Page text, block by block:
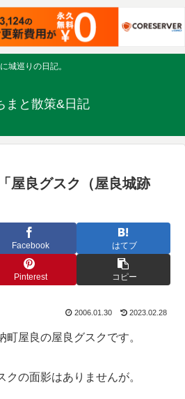
城巡りの日記。
まと散策&日記
屋良グスク（屋良城跡
Facebook はてブ
Pinterest コピー
2006.01.30 2023.02.28
屋良の屋良グスクです。
クの面影はありませんが。